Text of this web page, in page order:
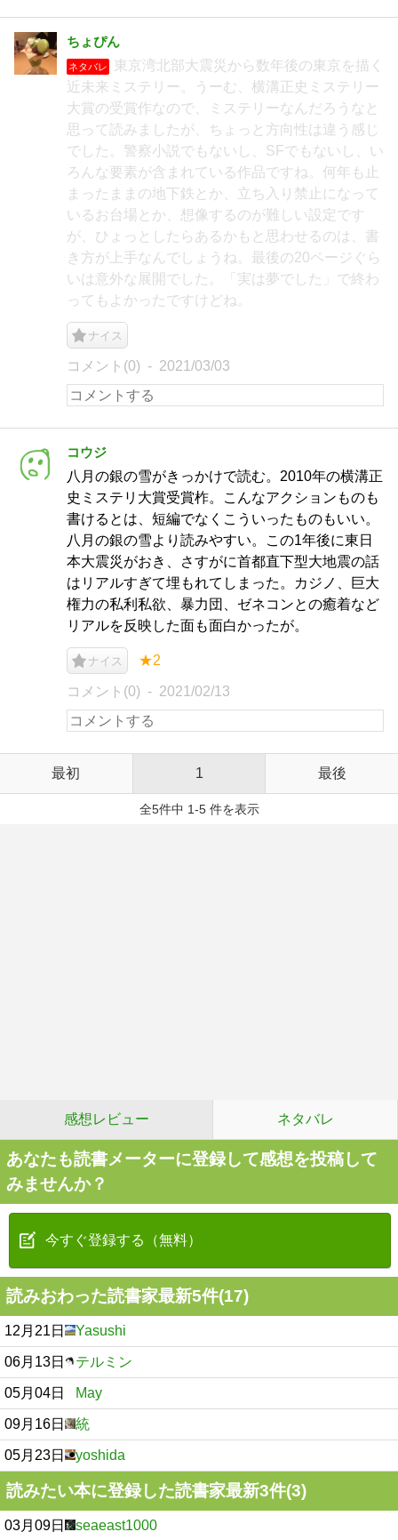
ちょぴん
ネタバレ
東京湾北部大震災から数年後の東京を描く
近未来ミステリー。うーむ、横溝正史ミステリー
大賞の受賞作なので、ミステリーなんだろうなと
思って読みましたが、ちょっと方向性は違う感じ
でした。警察小説でもないし、SFでもないし、い
ろんな要素が含まれている作品ですね。何年も止
まったままの地下鉄とか、立ち入り禁止になって
いるお台場とか、想像するのが難しい設定です
が、ひょっとしたらあるかもと思わせるのは、書
き方が上手なんでしょうね。最後の20ページぐら
いは意外な展開でした。「実は夢でした」で終わ
ってもよかったですけどね。
ナイス
コメント(0) 2021/03/03
コウジ
八月の銀の雪がきっかけで読む。2010年の横溝正
史ミステリ大賞受賞柞。こんなアクションものも
書けるとは、短編でなくこういったものもいい。
八月の銀の雪より読みやすい。この1年後に東日
本大震災がおき、さすがに首都直下型大地震の話
はリアルすぎて埋もれてしまった。カジノ、巨大
権力の私利私欲、暴力団、ゼネコンとの癒着など
リアルを反映した面も面白かったが。
ナイス ★2
コメント(0) 2021/02/13
最初 1 最後
全5件中 1-5 件を表示
感想レビュー ネタバレ
あなたも読書メーターに登録して感想を投稿して
みませんか？
今すぐ登録する（無料）
読みおわった読書家最新5件(17)
12月21日 Yasushi
06月13日 テルミン
05月04日 May
09月16日 統
05月23日 yoshida
読みたい本に登録した読書家最新3件(3)
03月09日 seaeast1000